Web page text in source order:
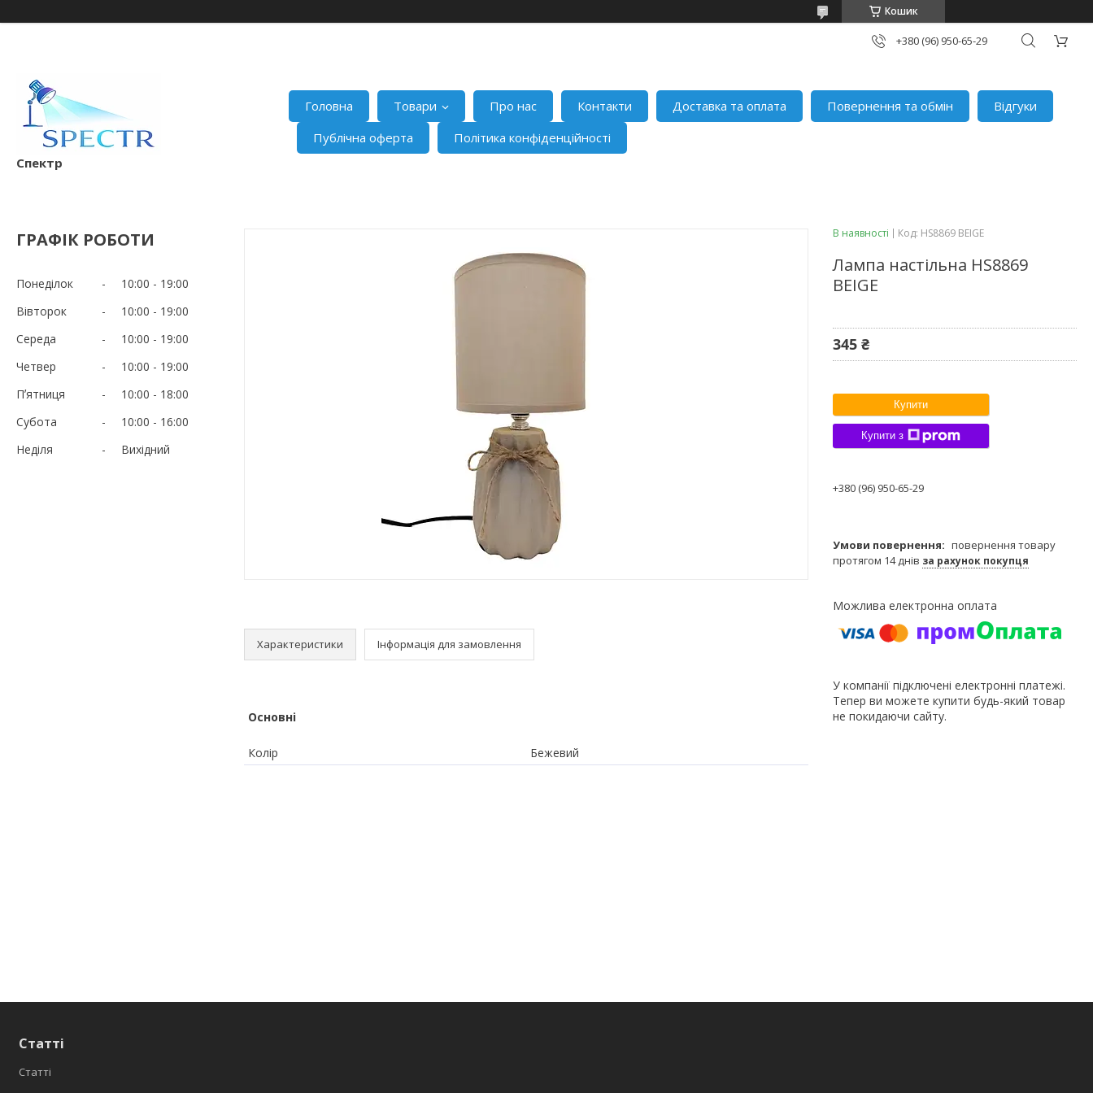
Кошик
+380 (96) 950-65-29
Спектр
Головна Товари Про нас Контакти Доставка та оплата Повернення та обмін
Відгуки
Публічна оферта
Політика конфіденційності
ГРАФІК РОБОТИ
Понеділок 10:00
19:00
Вівторок
10:00
19:00
Середа
10:00
19:00
Четвер
10:00
19:00
Пʼятниця
10:00
18:00
Субота
10:00
16:00
Неділя
Вихідний
Характеристики Інформація для замовлення
Основні
Колір Бежевий
В наявності Код: HS8869 BEIGE
Лампа настільна HS8869
BEIGE
345 ₴
Купити
Купити з
+380 (96) 950-65-29
повернення товару
протягом 14 днів за рахунок покупця
У компанії підключені електронні платежі.
Тепер ви можете купити будь-який товар
не покидаючи сайту.
Статті
Статті